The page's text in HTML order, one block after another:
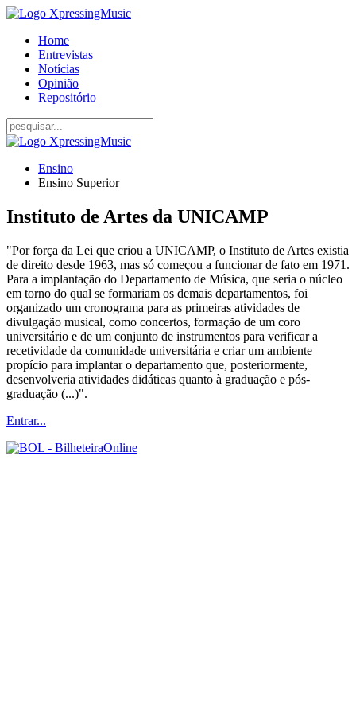
Home
Entrevistas
Notícias
Opinião
Repositório
Ensino
Ensino Superior
Instituto de Artes da UNICAMP
"Por força da Lei que criou a UNICAMP, o Instituto de Artes existia
de direito desde 1963, mas só começou a funcionar de fato em 1971.
Para a implantação do Departamento de Música, que seria o núcleo
em torno do qual se formariam os demais departamentos, foi
organizado um cronograma para as primeiras atividades de
divulgação musical, como concertos, formação de um coro
universitário e de um conjunto de instrumentos para verificar a
recetividade da comunidade universitária e criar um ambiente
propício para implantar o departamento que, posteriormente,
desenvolveria atividades didáticas quanto à graduação e pós-
graduação (...)".
Entrar...